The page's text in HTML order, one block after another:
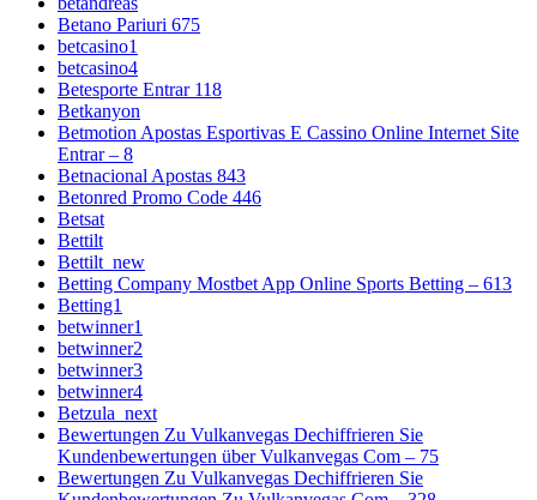
Betano Pariuri 675
betcasino1
betcasino4
Betesporte Entrar 118
Betkanyon
Betmotion Apostas Esportivas E Cassino Online Internet Site
Entrar – 8
Betnacional Apostas 843
Betonred Promo Code 446
Betsat
Bettilt
Bettilt_new
Betting Company Mostbet App Online Sports Betting – 613
Betting1
betwinner1
betwinner2
betwinner3
betwinner4
Betzula_next
Bewertungen Zu Vulkanvegas Dechiffrieren Sie
Kundenbewertungen über Vulkanvegas Com – 75
Bewertungen Zu Vulkanvegas Dechiffrieren Sie